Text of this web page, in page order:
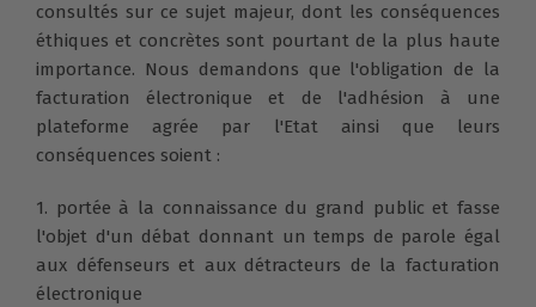
consultés sur ce sujet majeur, dont les conséquences
éthiques et concrètes sont pourtant de la plus haute
importance. Nous demandons que l'obligation de la
facturation électronique et de l'adhésion à une
plateforme agrée par l'Etat ainsi que leurs
conséquences soient :
1. portée à la connaissance du grand public et fasse
l'objet d'un débat donnant un temps de parole égal
aux défenseurs et aux détracteurs de la facturation
électronique